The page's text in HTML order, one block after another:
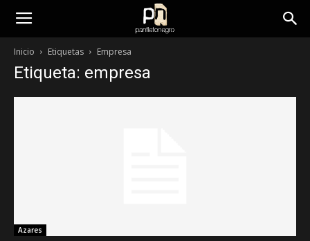
panfletonegro
Inicio Etiquetas Empresa
Etiqueta: empresa
Azares